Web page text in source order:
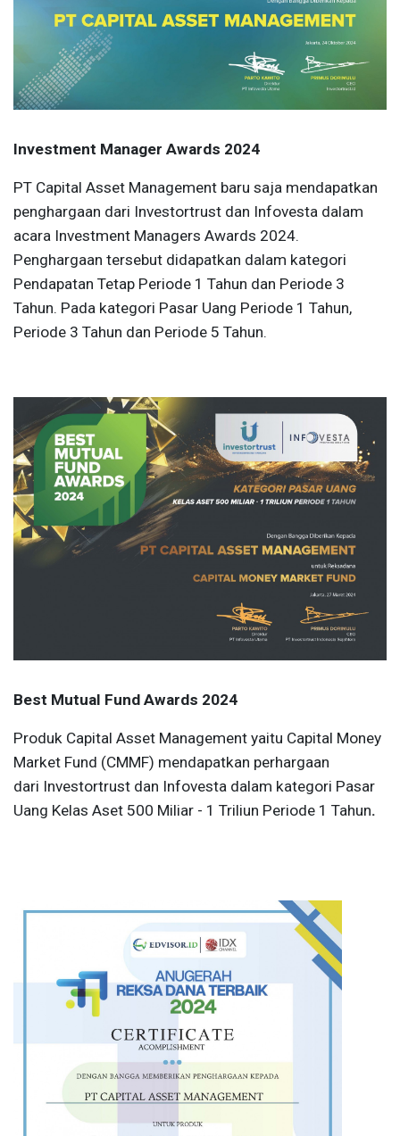
Investment Manager Awards 2024
PT Capital Asset Management baru saja mendapatkan
penghargaan dari Investortrust dan Infovesta dalam
acara Investment Managers Awards 2024.
Penghargaan tersebut didapatkan dalam kategori
Pendapatan Tetap Periode 1 Tahun dan Periode 3
Tahun. Pada kategori Pasar Uang Periode 1 Tahun,
Periode 3 Tahun dan Periode 5 Tahun.
Best Mutual Fund Awards 2024
Produk Capital Asset Management yaitu Capital Money
Market Fund (CMMF) mendapatkan perhargaan
dari Investortrust dan Infovesta dalam kategori Pasar
Uang Kelas Aset 500 Miliar - 1 Triliun Periode 1 Tahun.